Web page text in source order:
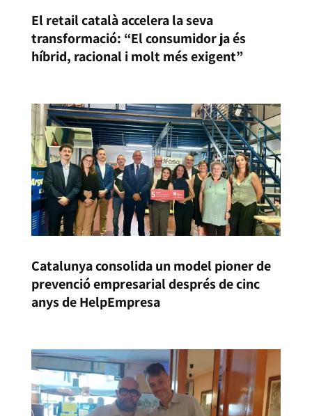
El retail català accelera la seva
transformació: “El consumidor ja és
híbrid, racional i molt més exigent”
Catalunya consolida un model pioner de
prevenció empresarial després de cinc
anys de HelpEmpresa